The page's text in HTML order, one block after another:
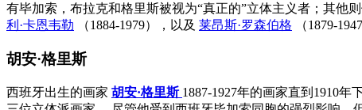
有毕加索，布拉克和格里斯被视为“真正的”立体主义者；其他
利·卡恩韦勒 （1884-1979），以及 莱昂斯·罗森伯格 （1879-
胡安·格里斯
西班牙出生的画家 胡安·格里斯 1887-1927年的画家直到1910